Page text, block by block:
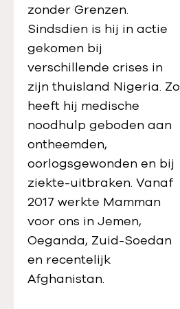
zonder Grenzen.
Sindsdien is hij in actie
gekomen bij
verschillende crises in
zijn thuisland Nigeria. Zo
heeft hij medische
noodhulp geboden aan
ontheemden,
oorlogsgewonden en bij
ziekte-uitbraken. Vanaf
2017 werkte Mamman
voor ons in Jemen,
Oeganda, Zuid-Soedan
en recentelijk
Afghanistan.